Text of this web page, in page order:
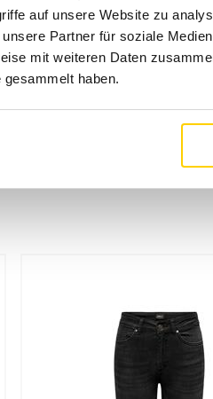
auf unsere Website zu
Partner für soziale
mit weiteren Daten
gesammelt haben.
Datteln, Lüdinghausen,
und Stil perfekt vereint. Mit
besten Optionen, um deinen
und Kundenzufriedenheit
Denim-Fokus, lässigen
Jacke oder Kleid:JJXXbringt
Looks. Besonders stark ist